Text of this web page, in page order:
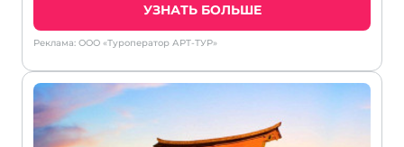
УЗНАТЬ БОЛЬШЕ
Реклама: ООО «Туроператор АРТ-ТУР»